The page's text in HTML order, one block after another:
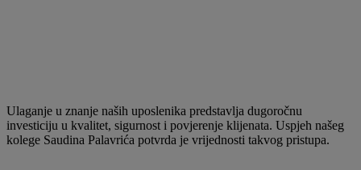
Ulaganje u znanje naših uposlenika predstavlja dugoročnu
investiciju u kvalitet, sigurnost i povjerenje klijenata. Uspjeh našeg
kolege Saudina Palavrića potvrda je vrijednosti takvog pristupa.